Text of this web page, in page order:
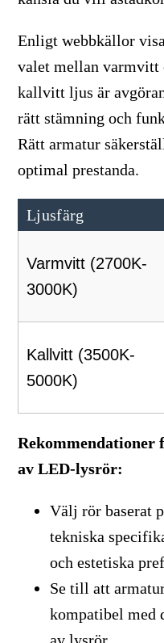
Enligt webbkällor
valet mellan varmvitt
kallvitt ljus är
rätt stämning och
Rätt armatur
optimal prestanda.
Ljusfärg
Varmvitt (2700K-
3000K)
Kallvitt (3500K-
5000K)
Rekommendationer
av LED-lysrör:
Välj rör baserat
tekniska
och estetiska
Se till att
kompatibel med
av lysrör.